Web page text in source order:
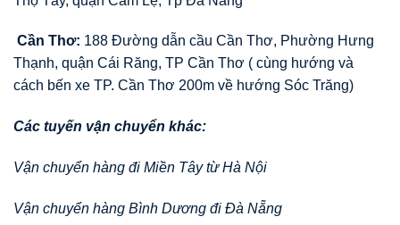
Cần Thơ: 188 Đường dẫn cầu Cần Thơ, Phường Hưng
Thạnh, quận Cái Răng, TP Cần Thơ ( cùng hướng và
cách bến xe TP. Cần Thơ 200m về hướng Sóc Trăng)
Các tuyến vận chuyển khác:
Vận chuyển hàng đi Miền Tây từ Hà Nội
Vận chuyển hàng Bình Dương đi Đà Nẵng